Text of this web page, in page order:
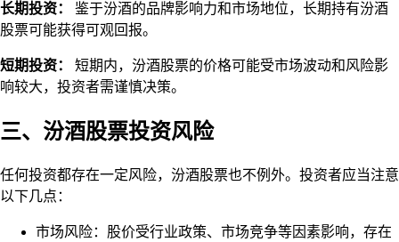
长期投资：
鉴于汾酒的品牌影响力和市场地位，长期持有汾酒
股票可能获得可观回报。
短期投资：
短期内，汾酒股票的价格可能受市场波动和风险影
响较大，投资者需谨慎决策。
三、汾酒股票投资风险
任何投资都存在一定风险，汾酒股票也不例外。投资者应当注意
以下几点：
市场风险：股价受行业政策、市场竞争等因素影响，存在